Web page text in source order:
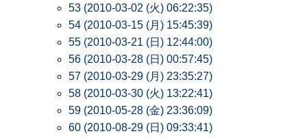
53 (2010-03-02 (火) 06:22:35)
54 (2010-03-15 (月) 15:45:39)
55 (2010-03-21 (日) 12:44:00)
56 (2010-03-28 (日) 00:57:45)
57 (2010-03-29 (月) 23:35:27)
58 (2010-03-30 (火) 13:22:41)
59 (2010-05-28 (金) 23:36:09)
60 (2010-08-29 (日) 09:33:41)